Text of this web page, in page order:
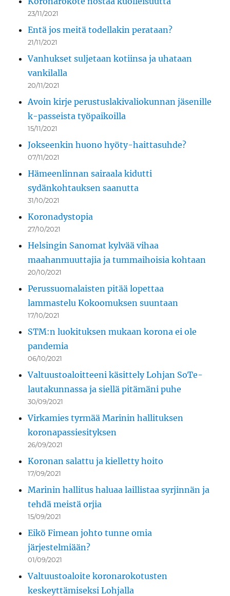
23/11/2021
Entä jos meitä todellakin perataan?
21/11/2021
Vanhukset suljetaan kotiinsa ja uhataan
vankilalla
20/11/2021
Avoin kirje perustuslakivaliokunnan jäsenille
k-passeista työpaikoilla
15/11/2021
Jokseenkin huono hyöty-haittasuhde?
07/11/2021
Hämeenlinnan sairaala kidutti
sydänkohtauksen saanutta
31/10/2021
Koronadystopia
27/10/2021
Helsingin Sanomat kylvää vihaa
maahanmuuttajia ja tummaihoisia kohtaan
20/10/2021
Perussuomalaisten pitää lopettaa
lammastelu Kokoomuksen suuntaan
17/10/2021
STM:n luokituksen mukaan korona ei ole
pandemia
06/10/2021
Valtuustoaloitteeni käsittely Lohjan SoTe-
lautakunnassa ja siellä pitämäni puhe
30/09/2021
Virkamies tyrmää Marinin hallituksen
koronapassiesityksen
26/09/2021
Koronan salattu ja kielletty hoito
17/09/2021
Marinin hallitus haluaa laillistaa syrjinnän ja
tehdä meistä orjia
15/09/2021
Eikö Fimean johto tunne omia
järjestelmiään?
01/09/2021
Valtuustoaloite koronarokotusten
keskeyttämiseksi Lohjalla